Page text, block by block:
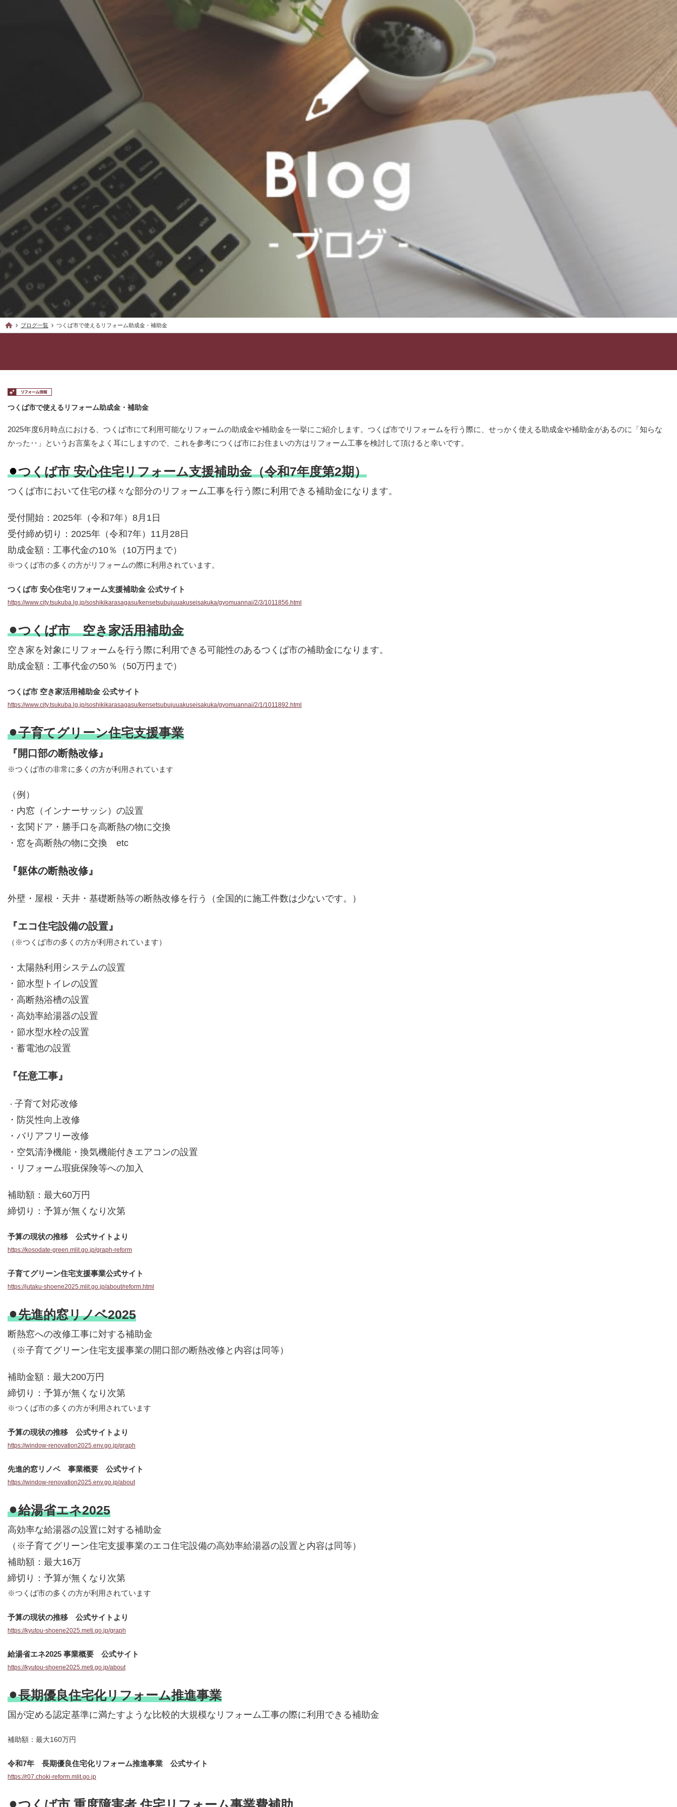
ブログ一覧 つくば市で使えるリフォーム助成金・補助金
つくば市で使えるリフォーム助成金・補助金
2025年度6月時点における、つくば市にて利用可能なリフォームの助成金や補助金を一挙にご紹介します。つくば市でリフォームを行う際に、せっかく使える助成金や補助金があるのに「知らな
かった‥」というお言葉をよく耳にしますので、これを参考につくば市にお住まいの方はリフォーム工事を検討して頂けると幸いです。
⚫︎つくば市 安心住宅リフォーム支援補助金（令和7年度第2期）
つくば市において住宅の様々な部分のリフォーム工事を行う際に利用できる補助金になります。
受付開始：2025年（令和7年）8月1日
受付締め切り：2025年（令和7年）11月28日
助成金額：工事代金の10％（10万円まで）
※つくば市の多くの方がリフォームの際に利用されています。
つくば市 安心住宅リフォーム支援補助金 公式サイト
https://www.city.tsukuba.lg.jp/soshikikarasagasu/kensetsubujuuakuseisakuka/gyomuannai/2/3/1011856.html
⚫︎つくば市 空き家活用補助金
空き家を対象にリフォームを行う際に利用できる可能性のあるつくば市の補助金になります。
助成金額：工事代金の50％（50万円まで）
つくば市 空き家活用補助金 公式サイト
https://www.city.tsukuba.lg.jp/soshikikarasagasu/kensetsubujuuakuseisakuka/gyomuannai/2/1/1011892.html
⚫︎子育てグリーン住宅支援事業
『開口部の断熱改修』
※つくば市の非常に多くの方が利用されています
（例）
・内窓（インナーサッシ）の設置
・玄関ドア・勝手口を高断熱の物に交換
・窓を高断熱の物に交換 etc
『躯体の断熱改修』
外壁・屋根・天井・基礎断熱等の断熱改修を行う（全国的に施工件数は少ないです。）
『エコ住宅設備の設置』
（※つくば市の多くの方が利用されています）
・太陽熱利用システムの設置
・節水型トイレの設置
・高断熱浴槽の設置
・高効率給湯器の設置
・節水型水栓の設置
・蓄電池の設置
『任意工事』
・ 子育て対応改修
・防災性向上改修
・バリアフリー改修
・空気清浄機能・換気機能付きエアコンの設置
・リフォーム瑕疵保険等への加入
補助額：最大60万円
締切り：予算が無くなり次第
予算の現状の推移 公式サイトより
https://kosodate-green.mlit.go.jp/graph-reform
子育てグリーン住宅支援事業公式サイト
https://jutaku-shoene2025.mlit.go.jp/about/reform.html
⚫︎先進的窓リノベ2025
断熱窓への改修工事に対する補助金
（※子育てグリーン住宅支援事業の開口部の断熱改修と内容は同等）
補助金額：最大200万円
締切り：予算が無くなり次第
※つくば市の多くの方が利用されています
予算の現状の推移 公式サイトより
https://window-renovation2025.env.go.jp/graph
先進的窓リノベ 事業概要 公式サイト
https://window-renovation2025.env.go.jp/about
⚫︎給湯省エネ2025
高効率な給湯器の設置に対する補助金
（※子育てグリーン住宅支援事業のエコ住宅設備の高効率給湯器の設置と内容は同等）
補助額：最大16万
締切り：予算が無くなり次第
※つくば市の多くの方が利用されています
予算の現状の推移 公式サイトより
https://kyutou-shoene2025.meti.go.jp/graph
給湯省エネ2025 事業概要 公式サイト
https://kyutou-shoene2025.meti.go.jp/about
⚫︎長期優良住宅化リフォーム推進事業
国が定める認定基準に満たすような比較的大規模なリフォーム工事の際に利用できる補助金
補助額：最大160万円
令和7年 長期優良住宅化リフォーム推進事業 公式サイト
https://r07.choki-reform.mlit.go.jp